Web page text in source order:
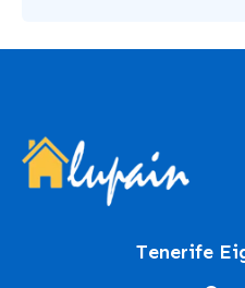
Tenerife